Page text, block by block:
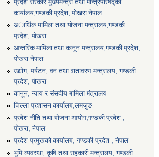
प्रदेश सरकार मुख्यमन्त्री तथा मन्त्रिपरिषद्को
कार्यालय,गण्डकी प्रदेश, पाेखरा नेपाल
अार्थिक मामिला तथा योजना मन्त्रालय,गण्डकी
प्रदेश, पोखरा
आन्तरिक मामिला तथा कानून मन्त्रालय,गण्डकी प्रदेश,
पाेखरा नेपाल
उद्योग, पर्यटन, वन तथा वातावरण मन्त्रालय, गण्डकी
प्रदेश, पोखरा
कानून, न्याय र संसदीय मामिला मंत्रालय
जिल्ला प्रशासन कार्यालय,लमजुङ
प्रदेश नीति तथा योजना आयोग,गण्डकी प्रदेश ,
पोखरा, नेपाल
प्रदेश प्रमुखको कार्यालय, गण्डकी प्रदेश , नेपाल
भुमि व्यवस्था, कृषि तथा सहकारी मन्त्रालय, गण्डकी